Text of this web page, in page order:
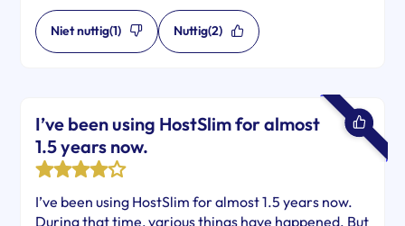
Niet nuttig(1) Nuttig(2)
I’ve been using HostSlim for almost
1.5 years now.
I’ve been using HostSlim for almost 1.5 years now.
During that time, various things have happened. But